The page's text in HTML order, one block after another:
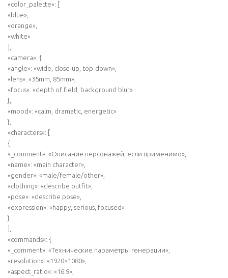
«color_palette»: [
«blue»,
«orange»,
«white»
«camera»: {
«angle»: «wide, close-up, top-down»,
«lens»: «35mm, 85mm»,
«focus»: «depth of field, background blur»
},
«mood»: «calm, dramatic, energetic»
},
«characters»: [
{
«_comment»: «Описание персонажей, если применимо»,
«name»: «main character»,
«gender»: «male/female/other»,
«clothing»: «describe outfit»,
«pose»: «describe pose»,
«expression»: «happy, serious, focused»
}
«commands»: {
«_comment»: «Технические параметры генерации»,
«resolution»: «1920×1080»,
«aspect_ratio»: «16:9»,